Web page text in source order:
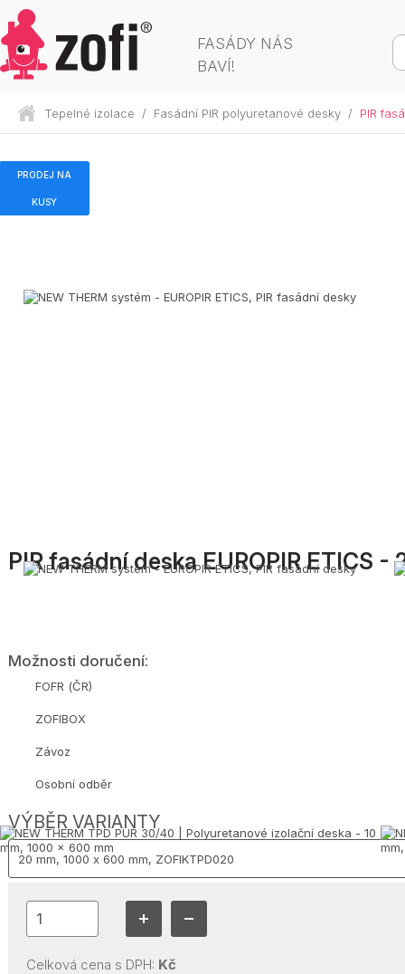
FASÁDY NÁS
BAVÍ!
Tepelné izolace / Fasádní PIR polyuretanové desky/ PIR
PRODEJ NA
KUSY
PIR fasádní deska EUROPIR ETICS
Možnosti doručení:
FOFR (ČR)
ZOFIBOX
Závoz
Osobní odběr
VÝBĚR VARIANTY
Celková cena s DPH: Kč